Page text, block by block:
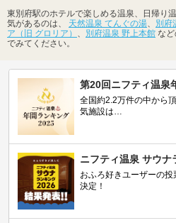
東別府駅のホテルで楽しめる温泉、日帰り
気があるのは、 天然温泉 てんぐの湯
別府
ア（旧 グロリア）
別府温泉 野上本館 な
でみてください。
第20回ニフティ温泉
全国約2.2万件の中から
気施設は…
ニフティ温泉 サウナ
おふろ好きユーザーの
決定！